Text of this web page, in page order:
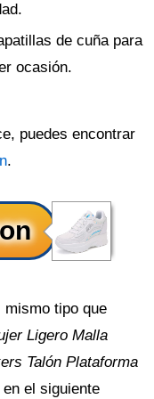
de cuña para
ocasión.
puedes encontrar
.
mismo tipo que
Ligero Malla
Talón Plataforma
el siguiente